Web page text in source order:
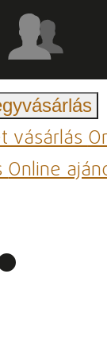
vásárlás
Online